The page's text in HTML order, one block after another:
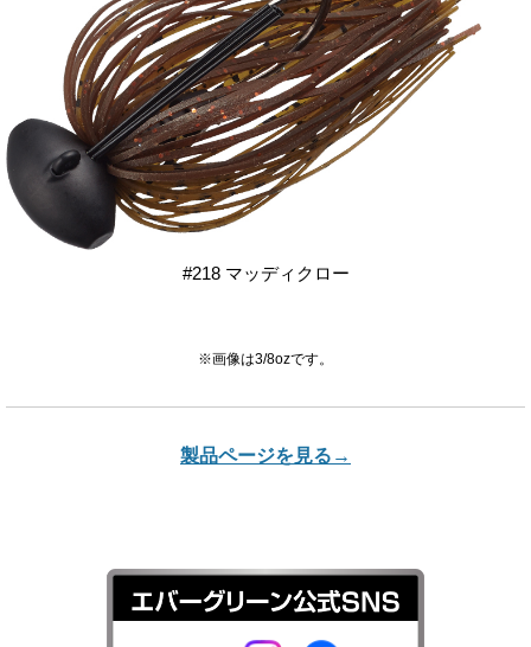
#218 マッディクロー
※画像は3/8ozです。
製品ページを見る→